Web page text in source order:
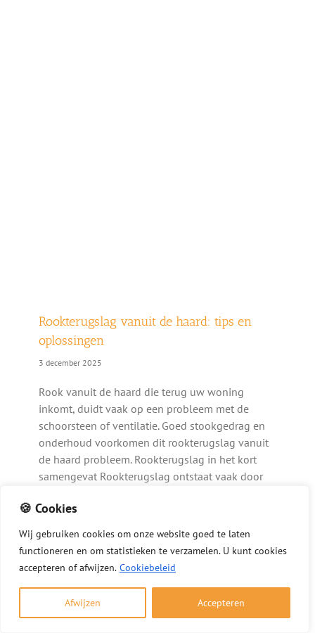
🍪 Cookies
Wij gebruiken cookies om onze website goed te laten
functioneren en om statistieken te verzamelen. U kunt cookies
accepteren of afwijzen. Cookiebeleid
Afwijzen Accepteren
Rookterugslag vanuit de haard: tips en
oplossingen
3 december 2025
Rook vanuit de haard die terug uw woning
inkomt, duidt vaak op een probleem met de
schoorsteen of ventilatie. Goed stookgedrag en
onderhoud voorkomen dit rookterugslag vanuit
de haard probleem. Rookterugslag in het kort
samengevat Rookterugslag ontstaat vaak door